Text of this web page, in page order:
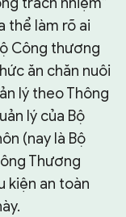
thể làm rõ ai
Công thương
ăn chăn nuôi
lý theo Thông
lý của Bộ
(nay là Bộ
Thương
kiện an toàn